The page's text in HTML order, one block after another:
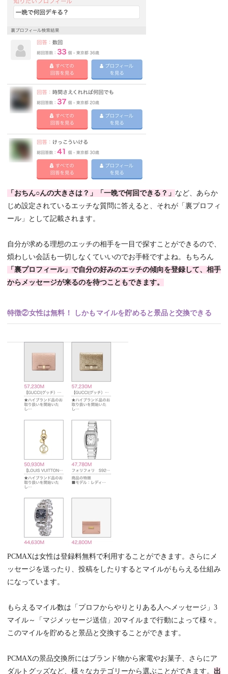
「おちん○んの大きさは？」「一晩で何回できる？」 など、あらか
じめ設定されているエッチな質問に答えると、それが「裏プロフィ
ール」として記載されます。
自分が求める理想のエッチの相手を一目で探すことができるので、
煩わしい会話も一切しなくていいのでお手軽ですよね。もちろん
「裏プロフィール」で自分の好みのエッチの傾向を登録して、相手
からメッセージが来るのを待つこともできます。
特徴②女性は無料！ しかもマイルを貯めると景品と交換できる
PCMAXは女性は登録料無料で利用することができます。さらにメ
ッセージを送ったり、投稿をしたりするとマイルがもらえる仕組み
になっています。
もらえるマイル数は「プロフからやりとりある人へメッセージ」3
マイル～「マジメッセージ送信」20マイルまで行動によって様々。
このマイルを貯めると景品と交換することができます。
PCMAXの景品交換所にはブランド物から家電やお菓子、さらにア
ダルトグッズなど、様々なカテゴリーから選ぶことができます。 出